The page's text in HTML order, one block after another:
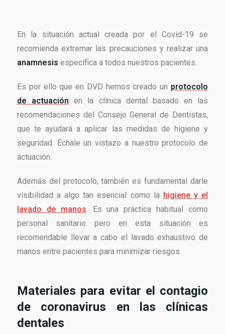
En la situación actual creada por el Covid-19 se
recomienda extremar las precauciones y realizar una
anamnesis específica a todos nuestros pacientes.
Es por ello que en DVD hemos creado un protocolo
de actuación en la clínica dental basado en las
recomendaciones del Consejo General de Dentistas,
que te ayudará a aplicar las medidas de higiene y
seguridad. Échale un vistazo a nuestro protocolo de
actuación.
Además del protocolo, también es fundamental darle
visibilidad a algo tan esencial como la higiene y el
lavado de manos. Es una práctica habitual como
personal sanitario pero en esta situación es
recomendable llevar a cabo el lavado exhaustivo de
manos entre pacientes para minimizar riesgos.
Materiales para evitar el contagio
de coronavirus en las clínicas
dentales